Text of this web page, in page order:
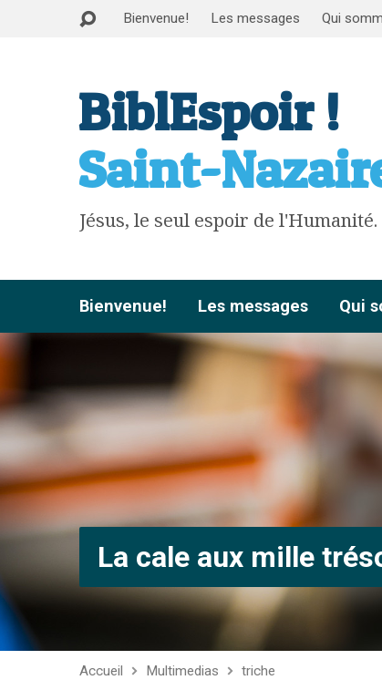
Bienvenue! Les messages Qui
BiblEspoir !
Saint-
Jésus, le seul espoir de l'Humanité.
Bienvenue! Les messages Qui
La cale aux mille
Accueil Multimedias triche